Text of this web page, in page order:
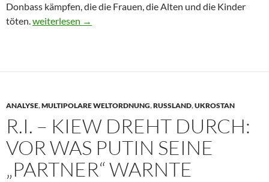
Donbass kämpfen, die die Frauen, die Alten und die Kinder
töten.Weißrussland – drei Textauszüge
weiterlesen →
ANALYSE,MULTIPOLARE WELTORDNUNG,RUSSLAND,UKROSTAN
R.I. – KIEW DREHT DURCH:
VOR WAS PUTIN SEINE
„PARTNER“ WARNTE